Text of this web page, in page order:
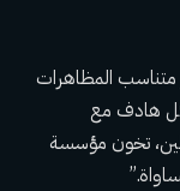
متناسب المظاهرات
هادف مع
تخون مؤسسة